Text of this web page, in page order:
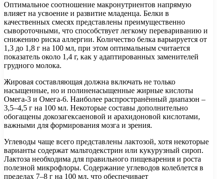
Оптимальное соотношение макронутриентов напрямую
влияет на усвоение и развитие младенца. Белки в
качественных смесях представлены преимущественно
сывороточными, что способствует легкому перевариванию и
снижению риска аллергии. Количество белка варьируется от
1,3 до 1,8 г на 100 мл, при этом оптимальным считается
показатель около 1,4 г, как у адаптированных заменителей
грудного молока.
Жировая составляющая должна включать не только
насыщенные, но и полиненасыщенные жирные кислоты
Омега-3 и Омега-6. Наиболее распространённый диапазон –
3,5–4,5 г на 100 мл. Некоторые составы дополнительно
обогащены докозагексаеновой и арахидоновой кислотами,
важными для формирования мозга и зрения.
Углеводы чаще всего представлены лактозой, хотя некоторые
варианты содержат мальтодекстрин или кукурузный сироп.
Лактоза необходима для правильного пищеварения и роста
полезной микрофлоры. Содержание углеводов колеблется в
пределах 7–8 г на 100 мл, что обеспечивает